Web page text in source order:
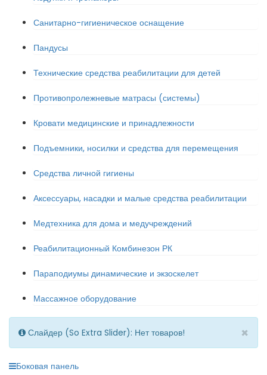
Санитарно-гигиеническое оснащение
Пандусы
Технические средства реабилитации для детей
Противопролежневые матрасы (системы)
Кровати медицинские и принадлежности
Подъемники, носилки и средства для перемещения
Средства личной гигиены
Аксессуары, насадки и малые средства реабилитации
Медтехника для дома и медучреждений
Реабилитационный Комбинезон РК
Параподиумы динамические и экзоскелет
Массажное оборудование
Слайдер (So Extra Slider): Нет товаров! ×
Боковая панель